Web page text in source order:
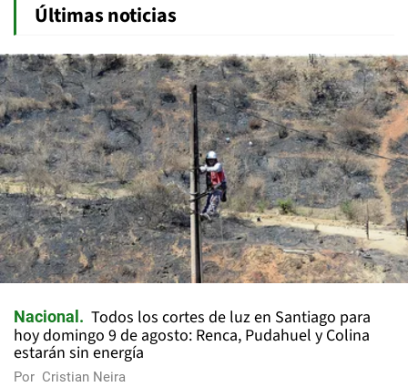
Últimas noticias
Nacional
Todos los cortes de luz en Santiago para
hoy domingo 9 de agosto: Renca, Pudahuel y Colina
estarán sin energía
Por Cristian Neira